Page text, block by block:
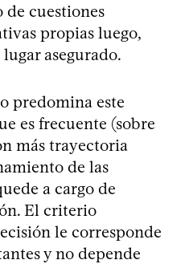
de cuestiones
propias luego,
asegurado.
predomina este
es frecuente (sobre
más trayectoria
de las
a cargo de
El criterio
le corresponde
y no depende